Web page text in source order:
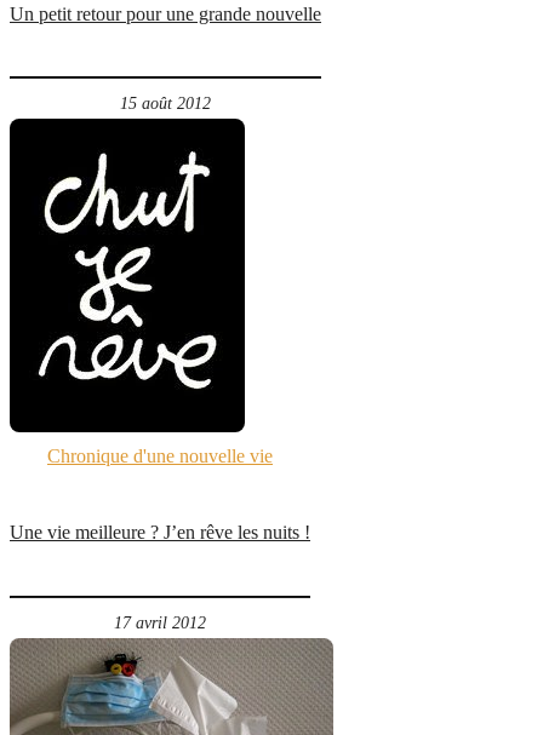
Un petit retour pour une grande nouvelle
15 août 2012
Chronique d'une nouvelle vie
Une vie meilleure ? J’en rêve les nuits !
17 avril 2012